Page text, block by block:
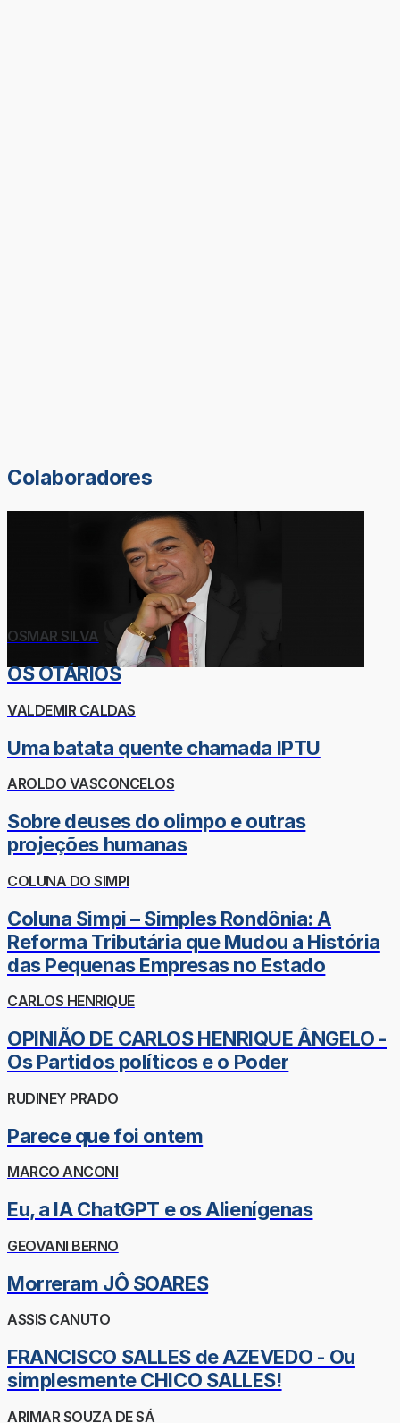
Colaboradores
OSMAR SILVA
OS OTÁRIOS
VALDEMIR CALDAS
Uma batata quente chamada IPTU
AROLDO VASCONCELOS
Sobre deuses do olimpo e outras
projeções humanas
COLUNA DO SIMPI
Coluna Simpi – Simples Rondônia: A
Reforma Tributária que Mudou a História
das Pequenas Empresas no Estado
CARLOS HENRIQUE
OPINIÃO DE CARLOS HENRIQUE ÂNGELO -
Os Partidos políticos e o Poder
RUDINEY PRADO
Parece que foi ontem
MARCO ANCONI
Eu, a IA ChatGPT e os Alienígenas
GEOVANI BERNO
Morreram JÔ SOARES
ASSIS CANUTO
FRANCISCO SALLES de AZEVEDO - Ou
simplesmente CHICO SALLES!
ARIMAR SOUZA DE SÁ